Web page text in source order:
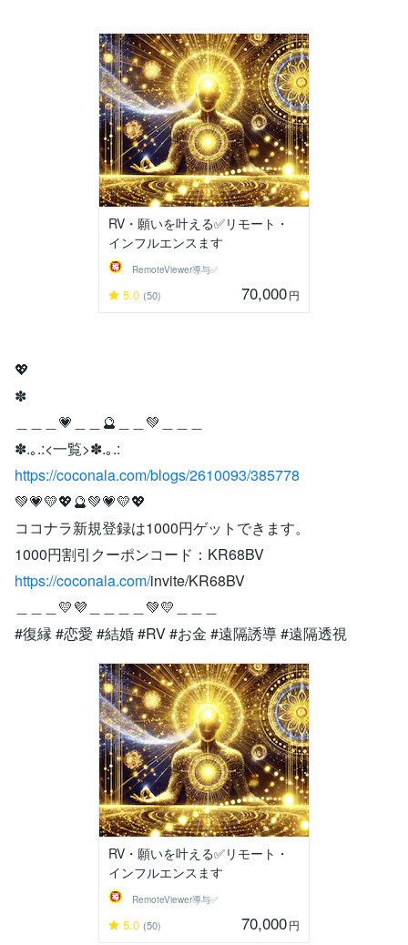
RV・願いを叶える✅リモート・
インフルエンスます
RemoteViewer導与✅
5.0 (50) 70,000円
💖
✽
＿＿＿💗＿＿🔮＿＿💚＿＿＿
✽.｡.:<一覧>✽.｡.:
https://coconala.com/blogs/2610093/385778
💚💗💛💖🔮💚💗💛💖
ココナラ新規登録は1000円ゲットできます。
1000円割引クーポンコード：KR68BV
https://coconala.com/invite/KR68BV
＿＿＿💛💜＿＿＿＿💚💛＿＿＿
#復縁 #恋愛 #結婚 #RV #お金 #遠隔誘導 #遠隔透視
RV・願いを叶える✅リモート・
インフルエンスます
RemoteViewer導与✅
5.0 (50) 70,000円